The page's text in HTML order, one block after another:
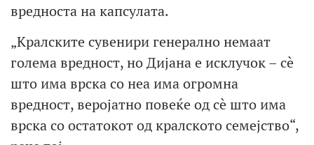
вредноста на капсулата.
„Кралските сувенири генерално немаат
голема вредност, но Дијана е исклучок – сè
што има врска со неа има огромна
вредност, веројатно повеќе од сè што има
врска со остатокот од кралското семејство“,